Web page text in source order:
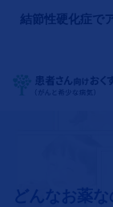
結節性硬化症で
Site Logo
どんなお薬な